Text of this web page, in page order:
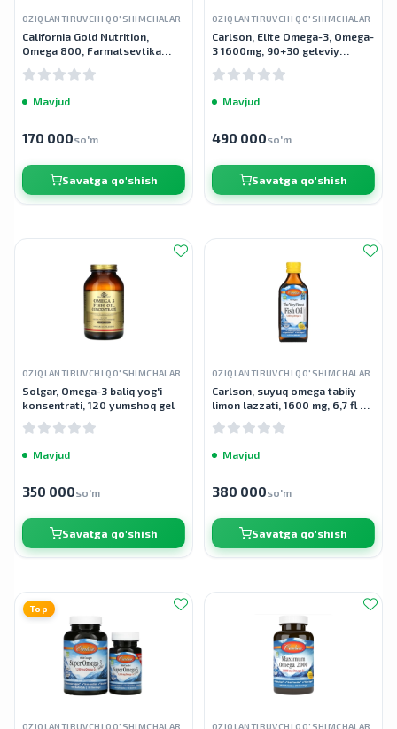
OZIQLANTIRUVCHI QO'SHIMCHALAR
California Gold Nutrition,
Omega 800, Farmatsevtika
EPA/DHA, triglitseridlar, 1000
Mavjud
170 000so'm
Savatga qo'shish
OZIQLANTIRUVCHI QO'SHIMCHALAR
Carlson, Elite Omega-3, Omega-
3 1600mg, 90+30 geleviy
Mavjud
490 000so'm
Savatga qo'shish
OZIQLANTIRUVCHI QO'SHIMCHALAR
Solgar, Omega-3 baliq yog'i
konsentrati, 120 yumshoq gel
Mavjud
350 000so'm
Savatga qo'shish
OZIQLANTIRUVCHI QO'SHIMCHALAR
Carlson, suyuq omega tabiiy
limon lazzati, 1600 mg, 6,7 fl oz
Mavjud
380 000so'm
Savatga qo'shish
Top
OZIQLANTIRUVCHI QO'SHIMCHALAR OZIQLANTIRUVCHI QO'SHIMCHALAR